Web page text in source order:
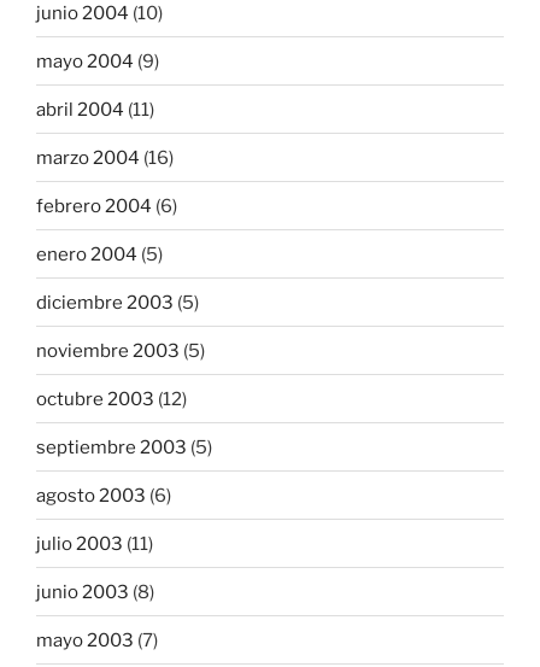
junio 2004 (10)
mayo 2004 (9)
abril 2004 (11)
marzo 2004 (16)
febrero 2004 (6)
enero 2004 (5)
diciembre 2003 (5)
noviembre 2003 (5)
octubre 2003 (12)
septiembre 2003 (5)
agosto 2003 (6)
julio 2003 (11)
junio 2003 (8)
mayo 2003 (7)